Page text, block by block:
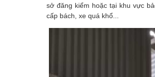
sở đăng kiểm hoặc tại khu vực
cấp bách, xe quá khổ...